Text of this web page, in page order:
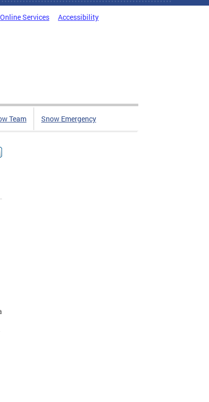
Online Services Accessibility
Team Snow Emergency